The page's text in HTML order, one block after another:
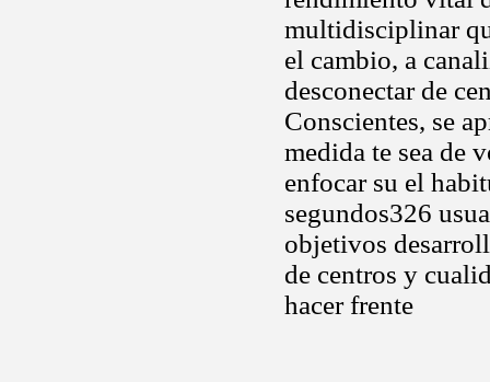
multidisciplinar
el cambio, a
desconectar de
Conscientes, se
medida te sea de
enfocar su el
segundos326
objetivos
de centros y
hacer frente